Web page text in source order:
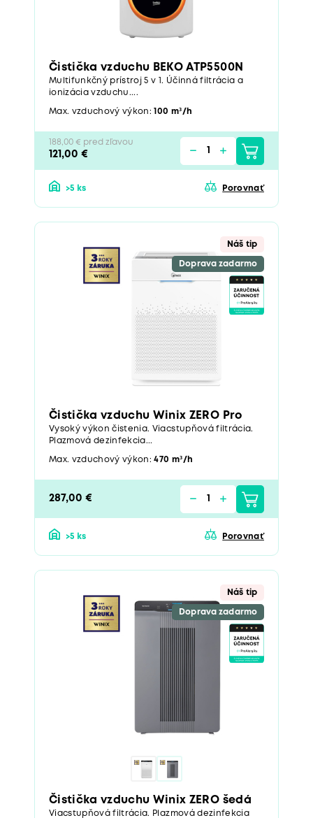
Čistička vzduchu BEKO ATP5500N
Multifunkčný prístroj 5 v 1. Účinná filtrácia a
ionizácia vzduchu....
Max. vzduchový výkon:100 m³/h
188,00 € pred zľavou
121,00 €
>5 ks Porovnať
Náš tip
Doprava zadarmo
Čistička vzduchu Winix ZERO Pro
Vysoký výkon čistenia. Viacstupňová filtrácia.
Plazmová dezinfekcia...
Max. vzduchový výkon:470 m³/h
287,00 €
>5 ks Porovnať
Náš tip
Doprava zadarmo
Čistička vzduchu Winix ZERO šedá
Viacstupňová filtrácia. Plazmová dezinfekcia